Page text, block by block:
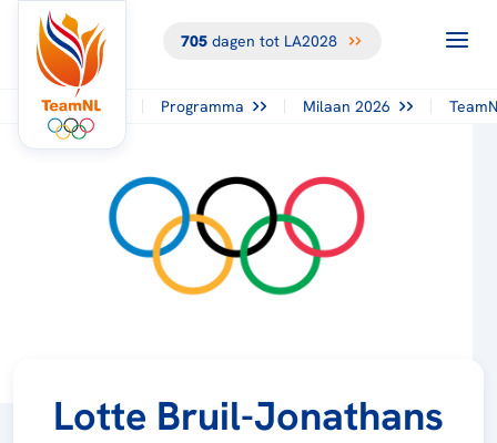
705dagen tot LA2028
Programma Milaan 2026
Lotte Bruil-Jonathans